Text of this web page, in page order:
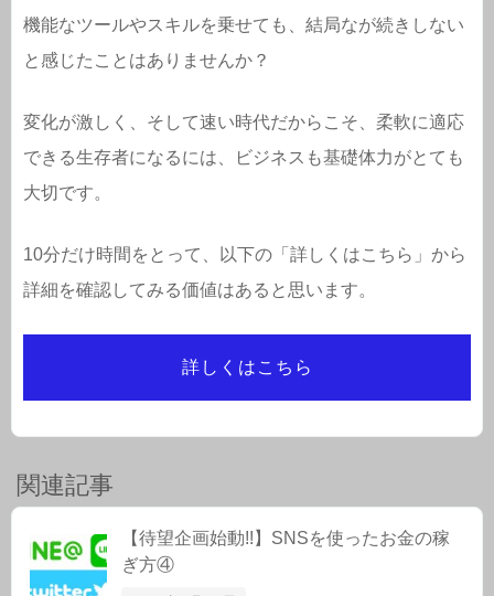
機能なツールやスキルを乗せても、結局なが続きしない
と感じたことはありませんか？
変化が激しく、そして速い時代だからこそ、柔軟に適応
できる生存者になるには、ビジネスも基礎体力がとても
大切です。
10分だけ時間をとって、以下の「詳しくはこちら」から
詳細を確認してみる価値はあると思います。
詳しくはこちら
関連記事
【待望企画始動!!】SNSを使ったお金の稼
ぎ方④